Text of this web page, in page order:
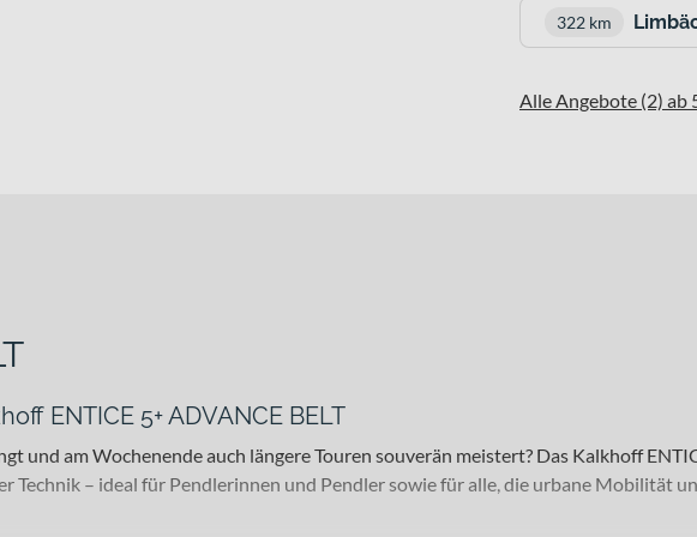
322 km
Alle Angebote (2) ab
ENTICE 5+ ADVANCE BELT
und am Wochenende auch längere Touren souverän meistert? Das Kalkhoff
– ideal für Pendlerinnen und Pendler sowie für alle, die urbane Mobilität